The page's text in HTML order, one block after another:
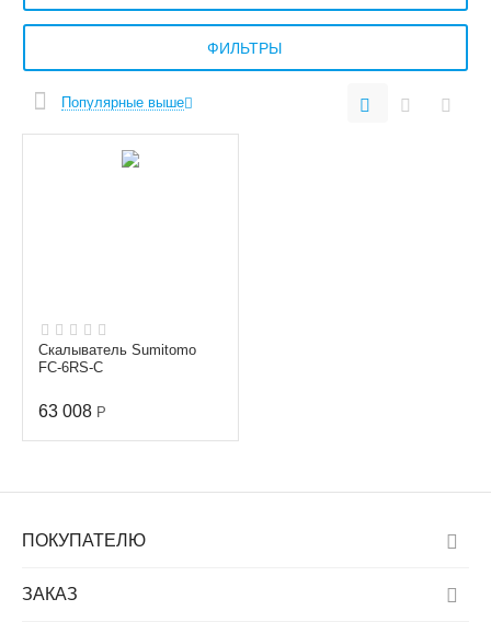
ФИЛЬТРЫ
Популярные выше
Скалыватель Sumitomo
FC-6RS-C
63 008 Р
ПОКУПАТЕЛЮ
ЗАКАЗ